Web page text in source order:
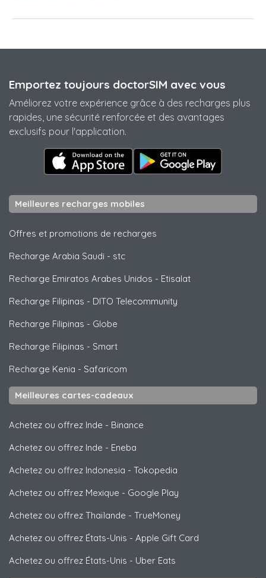
Emportez toujours doctorSIM avec vous
Améliorez votre expérience grâce à des recharges plus
rapides, une sécurité renforcée et des avantages
exclusifs pour l'application.
Meilleures recharges mobiles
Offres et promotions de recharges
Recharge Arabia Saudi - stc
Recharge Emiratos Arabes Unidos - Etisalat
Recharge Filipinas - DITO Telecommunity
Recharge Filipinas - Globe
Recharge Filipinas - Smart
Recharge Kenia - Safaricom
Meilleures cartes-cadeaux
Achetez ou offrez Inde - Binance
Achetez ou offrez Inde - Eneba
Achetez ou offrez Indonesia - Tokopedia
Achetez ou offrez Mexique - Google Play
Achetez ou offrez Thaïlande - TrueMoney
Achetez ou offrez États-Unis - Apple Gift Card
Achetez ou offrez États-Unis - Uber Eats